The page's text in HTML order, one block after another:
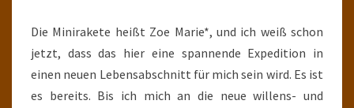
Die Minirakete heißt Zoe Marie*, und ich weiß schon
jetzt, dass das hier eine spannende Expedition in
einen neuen Lebensabschnitt für mich sein wird. Es ist
es bereits. Bis ich mich an die neue willens- und